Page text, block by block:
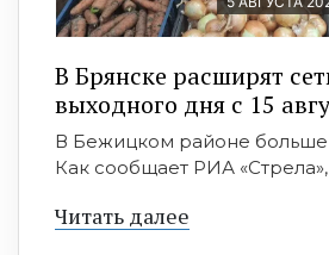
В Брянске расширят
выходного дня с 15
В Бежицком районе больше
Как сообщает РИА
Читать далее